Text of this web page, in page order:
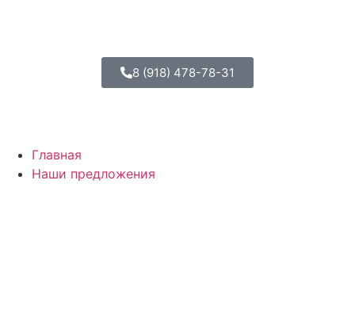
8 (918) 478-78-31
Главная
Наши предложения